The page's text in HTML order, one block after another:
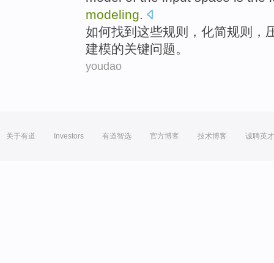
modeling.
如何找到 这些规则 ， 化简规则，
建模的关键问题。
youdao
关于有道 Investors 有道智选 官方博客 技术博客 诚聘英才